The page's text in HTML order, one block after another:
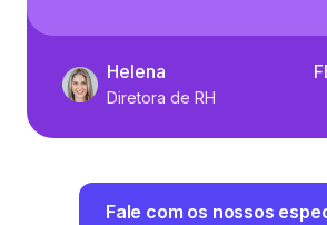
Helena
Diretora de RH
Fale com os nossos